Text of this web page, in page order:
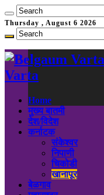
Thursday , August 6 2026
Varta
Home
मुख्य बातमी
देश/विदेश
कर्नाटक
संकेश्वर
निपाणी
चिकोडी
खानापूर
बेळगाव